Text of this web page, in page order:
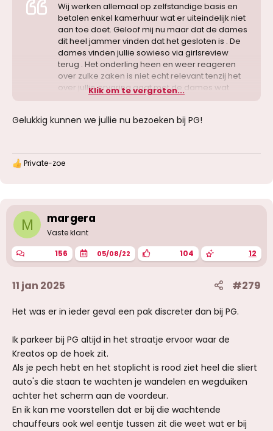
Wij werken allemaal op zelfstandige basis en
betalen enkel kamerhuur wat er uiteindelijk niet
aan toe doet. Geloof mij nu maar dat de dames
dit heel jammer vinden dat het gesloten is . De
dames vinden jullie sowieso via girlsreview
terug . Het onderling heen en weer reageren
over zulke zaken is niet echt relevant tenzij het
over jullie ervaring gaat met de dames wat
andere mannen mss verder helpt in hun
Klik om te vergroten...
Gelukkig kunnen we jullie nu bezoeken bij PG!
W
e
r
n
g
e
:
Private-zoe
M margera
Vaste klant
156 05/08/22 104 12
11 jan 2025 #279
Het was er in ieder geval een pak discreter dan bij PG.
Ik parkeer bij PG altijd in het straatje ervoor waar de
Kreatos op de hoek zit.
Als je pech hebt en het stoplicht is rood ziet heel die sliert
auto's die staan te wachten je wandelen en wegduiken
achter het scherm aan de voordeur.
En ik kan me voorstellen dat er bij die wachtende
chauffeurs ook wel eentje tussen zit die weet wat er bij